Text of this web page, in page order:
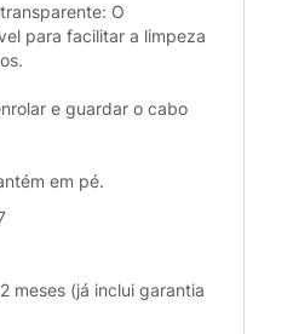
O
para facilitar a limpeza
e guardar o cabo
em pé.
meses (já inclui garantia